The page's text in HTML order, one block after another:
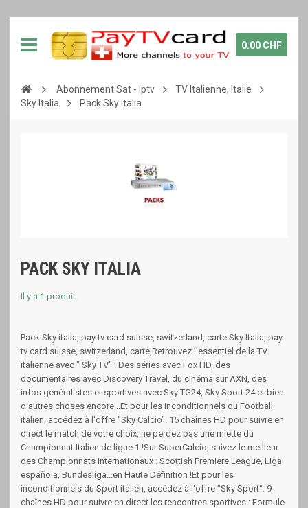
0.00 CHF
Abonnement Sat - Iptv
TV Italienne, Italie
Sky Italia
Pack Sky italia
PACK SKY ITALIA
Il y a 1 produit.
Pack Sky italia, pay tv card suisse, switzerland, carte Sky Italia, pay
tv card suisse, switzerland, carte,Retrouvez l'essentiel de la TV
italienne avec " Sky TV" ! Des séries avec Fox HD, des
documentaires avec Discovery Travel, du cinéma sur AXN, des
infos généralistes et sportives avec Sky TG24, Sky Sport 24 et bien
d'autres choses encore...Et pour les inconditionnels du Football
italien, accédez à l'offre "Sky Calcio". 15 chaînes HD pour suivre en
direct le match de votre choix, ne perdez pas une miette du
Championnat Italien de ligue 1 !Sur SuperCalcio, suivez le meilleur
des Championnats internationaux : Scottish Premiere League, Liga
española, Bundesliga...en Haute Définition !Et pour les
inconditionnels du Sport italien, accédez à l'offre "Sky Sport". 9
chaînes HD pour suivre en direct les rencontres sportives : Formule